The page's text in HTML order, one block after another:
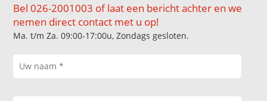
Bel 026-2001003 of laat een bericht achter en we
nemen direct contact met u op!
Ma. t/m Za. 09:00-17:00u, Zondags gesloten.